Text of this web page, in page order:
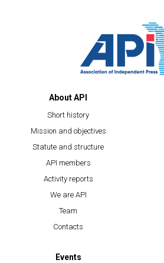
About API
Short history
Mission and objectives
Statute and structure
API members
Activity reports
We are API
Team
Contacts
Events